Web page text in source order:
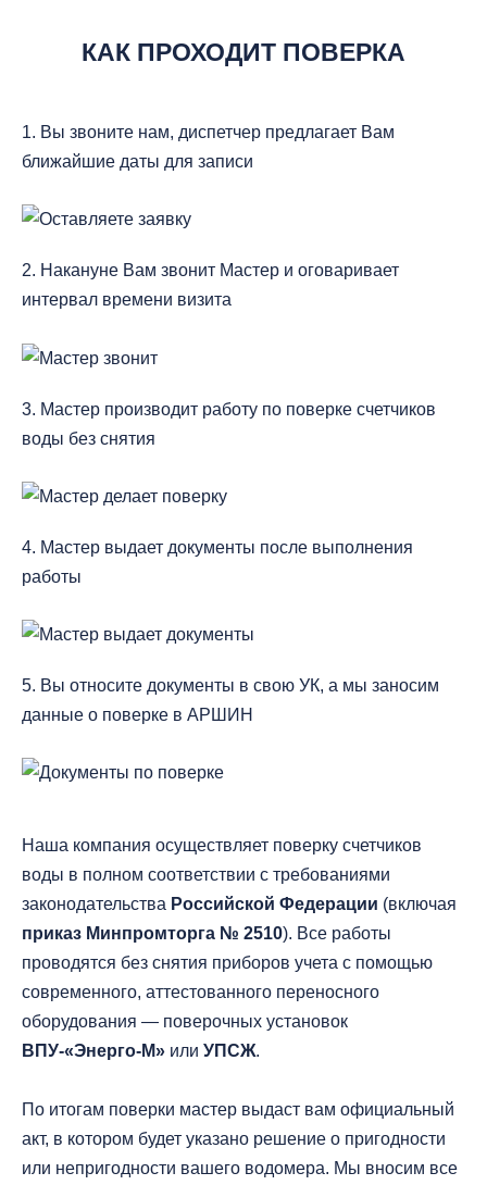
КАК ПРОХОДИТ ПОВЕРКА
1. Вы звоните нам, диспетчер предлагает Вам
ближайшие даты для записи
2. Накануне Вам звонит Мастер и оговаривает
интервал времени визита
3. Мастер производит работу по поверке счетчиков
воды без снятия
4. Мастер выдает документы после выполнения
работы
5. Вы относите документы в свою УК, а мы заносим
данные о поверке в АРШИН
Наша компания осуществляет поверку счетчиков
воды в полном соответствии с требованиями
законодательства Российской Федерации (включая
приказ Минпромторга № 2510). Все работы
проводятся без снятия приборов учета с помощью
современного, аттестованного переносного
оборудования — поверочных установок
ВПУ-«Энерго-М» или УПСЖ.
По итогам поверки мастер выдаст вам официальный
акт, в котором будет указано решение о пригодности
или непригодности вашего водомера. Мы вносим все